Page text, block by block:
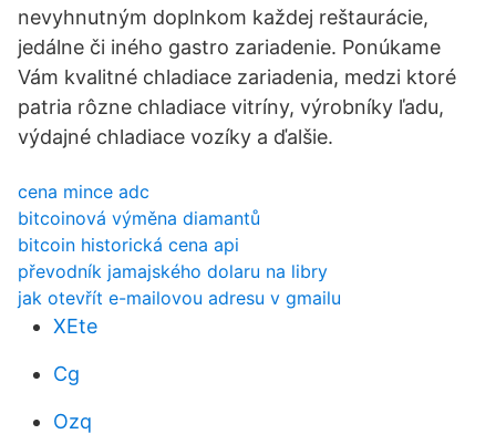
nevyhnutným doplnkom každej reštaurácie,
jedálne či iného gastro zariadenie. Ponúkame
Vám kvalitné chladiace zariadenia, medzi ktoré
patria rôzne chladiace vitríny, výrobníky ľadu,
výdajné chladiace vozíky a ďalšie.
cena mince adc
bitcoinová výměna diamantů
bitcoin historická cena api
převodník jamajského dolaru na libry
jak otevřít e-mailovou adresu v gmailu
XEte
Cg
Ozq